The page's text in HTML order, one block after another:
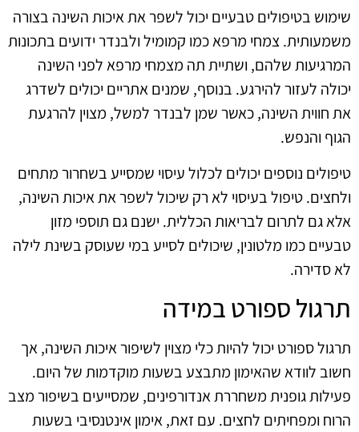
שימוש בטיפולים טבעיים יכול לשפר את איכות השינה בצורה
משמעותית. צמחי מרפא כמו קמומיל ולבנדר ידועים בתכונות
המרגיעות שלהם, ושתיית תה מצמחי מרפא לפני השינה
יכולה לעזור להירגע. בנוסף, שמנים אתריים יכולים לשדרג
את חווית השינה, כאשר שמן לבנדר למשל, מצוין להרגעת
הגוף והנפש.
טיפולים נוספים יכולים לכלול עיסוי שמסייע בשחרור מתחים
ולחצים. טיפול בעיסוי לא רק שיכול לשפר את איכות השינה,
אלא גם לתרום לבריאות הכללית. ישנם גם תוספי מזון
טבעיים כמו מלטונין, שיכולים לסייע במי שעוסק בשינת לילה
לא סדירה.
תרגול ספורט במידה
תרגול ספורט יכול להיות כלי מצוין לשיפור איכות השינה, אך
חשוב לוודא שהאימון מתבצע בשעות מוקדמות של היום.
פעילות גופנית משחררת אנדורפינים, שמסייעים בשיפור מצב
הרוח ומפחיתים לחצים. עם זאת, אימון אינטנסיבי בשעות